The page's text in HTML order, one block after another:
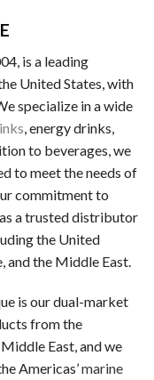
is a leading
United States, with
specialize in a wide
, energy drinks,
to beverages, we
to meet the needs of
commitment to
a trusted distributor
the United
and the Middle East.
is our dual-market
from the
East, and we
Americas’marine
いろいろなボーナス
るボーナスです。